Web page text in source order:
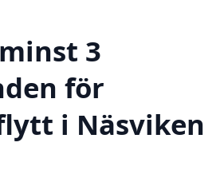
3
för
i Näsviken